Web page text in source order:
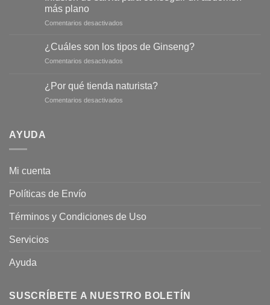
más plano
Comentarios desactivados
salvia
un
¿Cuáles son los tipos de Ginseng?
Comentarios desactivados
los
¿Por qué tienda naturista?
Comentarios desactivados
AYUDA
Mi cuenta
Políticas de Envío
Términos y Condiciones de Uso
Servicios
Ayuda
SUSCRÍBETE A NUESTRO BOLETÍN